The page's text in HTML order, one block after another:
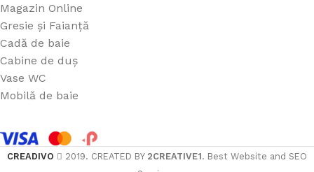
Magazin Online
Gresie și Faianță
Cadă de baie
Cabine de duș
Vase WC
Mobilă de baie
CREADIVO 2019. CREATED BY 2CREATIVE1. Best Website and SEO